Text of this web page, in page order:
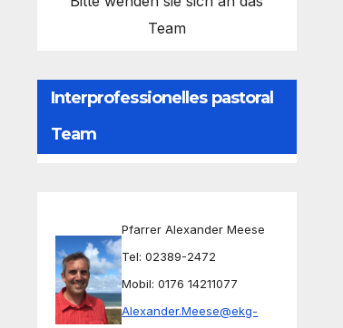
Team
Interprofessionelles pastoral
Team
Pfarrer Alexander Meese
Tel: 02389-2472
Mobil: 0176 14211077
Alexander.Meese@ekg-